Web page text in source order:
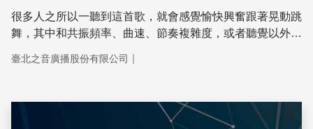
很多人之所以一聽到這首歌，就會感覺愉快興奮跟著晃動跳
舞，其中和共振頻率、曲速、節奏複雜度，或者聽覺以外的
知道嗎？韓國科學家進一步分析《江南Style》這首歌曲，
效！真有這麼神奇？今天科學了沒？就要透過音樂治療進一
臺北之音廣播股份有限公司 ｜
儲存